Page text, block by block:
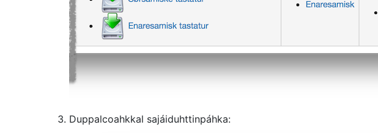
Duppalcoahkkal sajáiduhttinpáhka: